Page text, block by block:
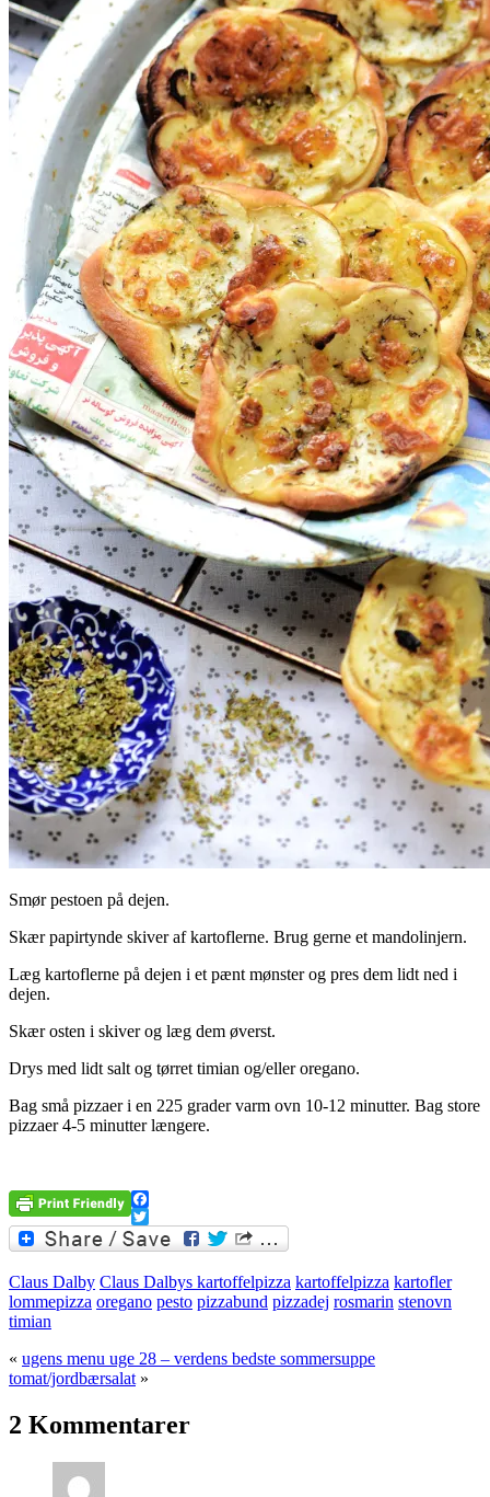
Smør pestoen på dejen.
Skær papirtynde skiver af kartoflerne. Brug gerne et mandolinjern.
Læg kartoflerne på dejen i et pænt mønster og pres dem lidt ned i
dejen.
Skær osten i skiver og læg dem øverst.
Drys med lidt salt og tørret timian og/eller oregano.
Bag små pizzaer i en 225 grader varm ovn 10-12 minutter. Bag store
pizzaer 4-5 minutter længere.
Facebook
Twitter
Claus Dalby Claus Dalbys kartoffelpizza kartoffelpizza kartofler
lommepizza oregano pesto pizzabund pizzadej rosmarin stenovn
timian
« ugens menu uge 28 – verdens bedste sommersuppe
tomat/jordbærsalat »
2 Kommentarer